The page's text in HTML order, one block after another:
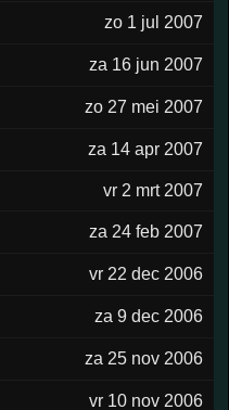
zo 1 jul 2007
za 16 jun 2007
zo 27 mei 2007
za 14 apr 2007
vr 2 mrt 2007
za 24 feb 2007
vr 22 dec 2006
za 9 dec 2006
za 25 nov 2006
vr 10 nov 2006